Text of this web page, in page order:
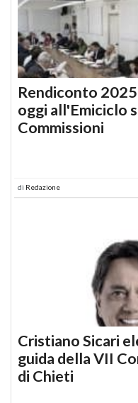
Rendiconto
oggi all'Emiciclo
Commissioni
di Redazione
Cristiano Sicari
guida della VII
di Chieti